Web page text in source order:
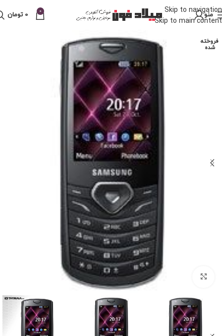
Skip to navigation
Skip to main content
منو 0
0 تومان
فروخته
شده
برای بزرگنمایی کلیک کنید